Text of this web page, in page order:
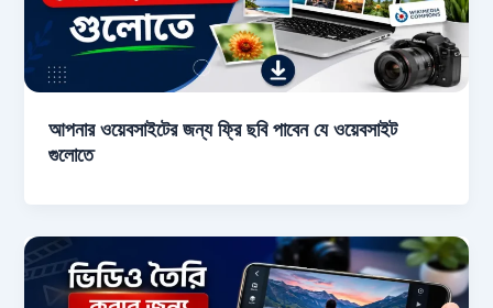
আপনার ওয়েবসাইটের জন্য ফ্রি ছবি পাবেন যে ওয়েবসাইট
গুলোতে